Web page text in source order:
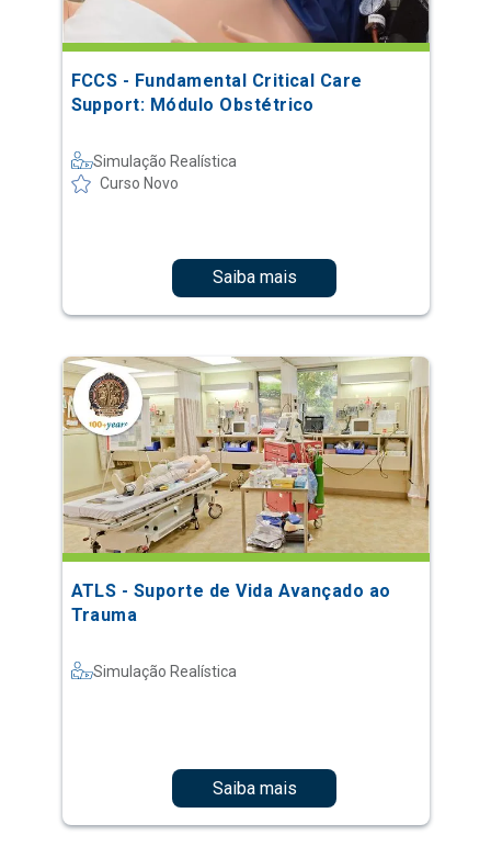
FCCS - Fundamental Critical Care
Support: Módulo Obstétrico
Simulação Realística
Curso Novo
Saiba mais
ATLS - Suporte de Vida Avançado ao
Trauma
Simulação Realística
Saiba mais